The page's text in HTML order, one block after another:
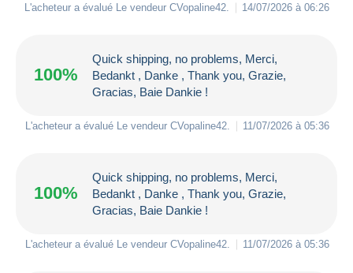
L'acheteur a évalué Le vendeur CVopaline42 14/07/2026 à 06:26
100%
Quick shipping, no problems, Merci,
Bedankt , Danke , Thank you, Grazie,
Gracias, Baie Dankie !
L'acheteur a évalué Le vendeur CVopaline42 11/07/2026 à 05:36
100%
Quick shipping, no problems, Merci,
Bedankt , Danke , Thank you, Grazie,
Gracias, Baie Dankie !
L'acheteur a évalué Le vendeur CVopaline42 11/07/2026 à 05:36